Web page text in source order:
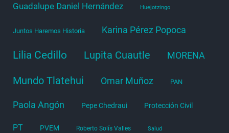
Guadalupe Daniel Hernández Huejotzingo
Juntos Haremos Historia Karina Pérez Popoca
Lilia Cedillo Lupita Cuautle MORENA
Mundo Tlatehui Omar Muñoz PAN
Paola Angón Pepe Chedraui Protección Civil
PT PVEM Roberto Solís Valles Salud